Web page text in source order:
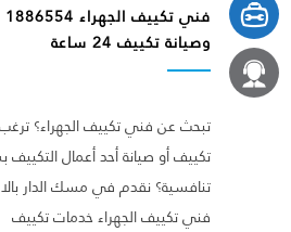
وصيانة تكييف 24 ساعة
تبحث عن فني تكييف الجهراء؟
تكييف أو صيانة أحد أعمال التكييف
تنافسية؟ نقدم في مسك الدار
فني تكييف الجهراء خدمات تكييف